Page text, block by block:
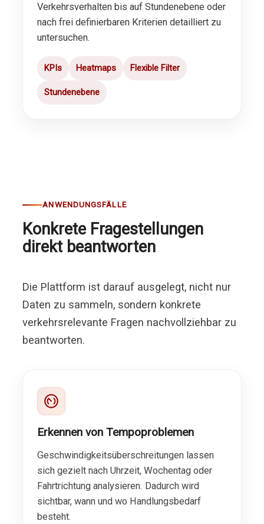
Verkehrsverhalten bis auf Stundenebene oder
nach frei definierbaren Kriterien detailliert zu
untersuchen.
KPIs Heatmaps Flexible Filter
Stundenebene
ANWENDUNGSFÄLLE
Konkrete Fragestellungen
direkt beantworten
Die Plattform ist darauf ausgelegt, nicht nur
Daten zu sammeln, sondern konkrete
verkehrsrelevante Fragen nachvollziehbar zu
beantworten.
Erkennen von Tempoproblemen
Geschwindigkeitsüberschreitungen lassen
sich gezielt nach Uhrzeit, Wochentag oder
Fahrtrichtung analysieren. Dadurch wird
sichtbar, wann und wo Handlungsbedarf
besteht.